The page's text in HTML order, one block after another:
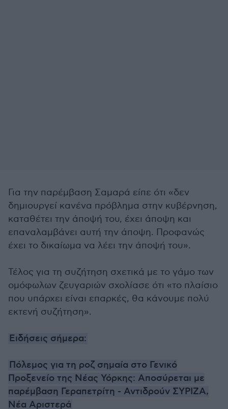
Για την παρέμβαση Σαμαρά είπε ότι «δεν
δημιουργεί κανένα πρόβλημα στην κυβέρνηση,
καταθέτει την άποψή του, έχει άποψη και
επαναλαμβάνει αυτή την άποψη. Προφανώς
έχει το δικαίωμα να λέει την άποψή του».
Τέλος για τη συζήτηση σχετικά με το γάμο των
ομόφωλων ζευγαριών σχολίασε ότι «το πλαίσιο
που υπάρχει είναι επαρκές, θα κάνουμε πολύ
εκτενή συζήτηση».
Ειδήσεις σήμερα:
Πόλεμος για τη ροζ σημαία στο Γενικό
Προξενείο της Νέας Υόρκης: Αποσύρεται με
παρέμβαση Γεραπετρίτη - Αντιδρούν ΣΥΡΙΖΑ,
Νέα Αριστερά